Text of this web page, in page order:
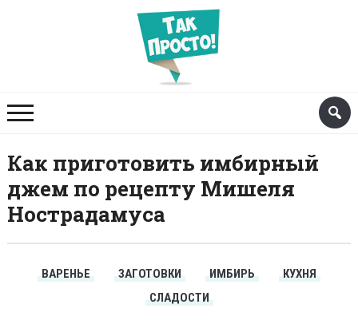
Как приготовить имбирный
джем по рецепту Мишеля
Нострадамуса
ВАРЕНЬЕ ЗАГОТОВКИ ИМБИРЬ
КУХНЯ
СЛАДОСТИ